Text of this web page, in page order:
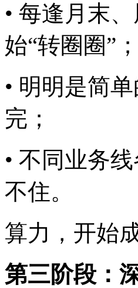
• 每逢月末
始“转圈圈”；
• 明明是简单
完；
• 不同业务
不住。
算力，开
第三阶段